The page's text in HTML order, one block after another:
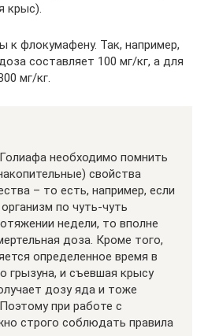
крыс).
к флокумафену. Так, например,
составляет 100 мг/кг, а для
мг/кг.
необходимо помнить
свойства
– то есть, например, если
по чуть-чуть
недели, то вполне
доза. Кроме того,
определенное время в
грызуна, и съевшая крысу
дозу яда и тоже
при работе с
строго соблюдать правила